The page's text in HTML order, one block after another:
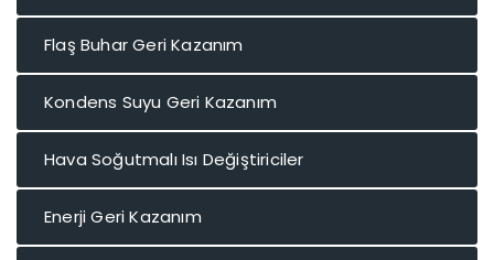
Flaş Buhar Geri Kazanım
Kondens Suyu Geri Kazanım
Hava Soğutmalı Isı Değiştiriciler
Enerji Geri Kazanım